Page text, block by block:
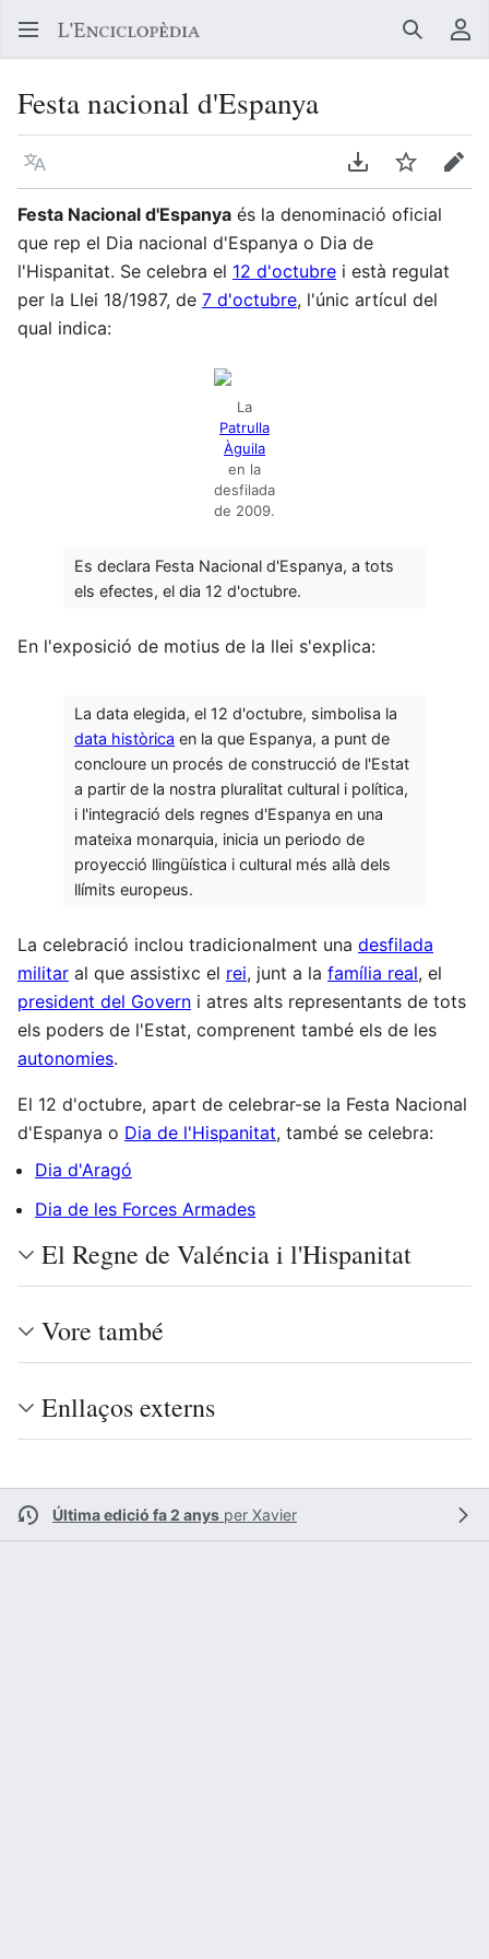
Buscar
Festa nacional d'Espanya
Llegir en un atre idioma Descarregar en
Vigilar
Festa Nacional d'Espanya és la denominació oficial
que rep el Dia nacional d'Espanya o Dia de
l'Hispanitat. Se celebra el 12 d'octubre i està regulat
per la Llei 18/1987, de 7 d'octubre, l'únic artícul del
qual indica:
La
Patrulla
Àguila
en la
desfilada
de 2009.
Es declara Festa Nacional d'Espanya, a tots
els efectes, el dia 12 d'octubre.
En l'exposició de motius de la llei s'explica:
La data elegida, el 12 d'octubre, simbolisa la
data històrica en la que Espanya, a punt de
concloure un procés de construcció de l'Estat
a partir de la nostra pluralitat cultural i política,
i l'integració dels regnes d'Espanya en una
mateixa monarquia, inicia un periodo de
proyecció llingüística i cultural més allà dels
llímits europeus.
La celebració inclou tradicionalment una desfilada
militar al que assistixc el rei, junt a la família real, el
president del Govern i atres alts representants de tots
els poders de l'Estat, comprenent també els de les
autonomies.
El 12 d'octubre, apart de celebrar-se la Festa Nacional
d'Espanya o Dia de l'Hispanitat, també se celebra:
Dia d'Aragó
Dia de les Forces Armades
El Regne de Valéncia i l'Hispanitat
Vore també
Enllaços externs
Última edició fa 2 anys per Xavier